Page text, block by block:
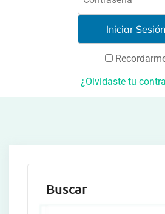
¿Olvidaste tu
Buscar